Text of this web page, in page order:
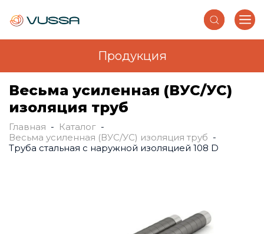
Весьма усиленная (ВУС/УС)
изоляция труб
Вы здесь
Главная - Каталог -
Весьма усиленная (ВУС/УС) изоляция труб -
Труба стальная с наружной изоляцией 108 D
Продукция